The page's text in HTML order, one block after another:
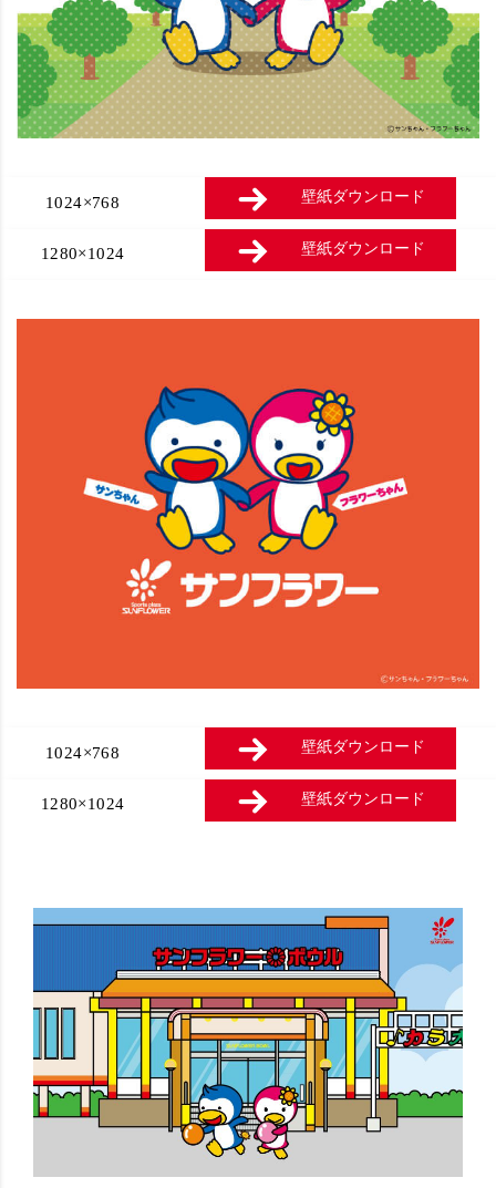
1024×768 壁紙ダウンロード
1280×1024 壁紙ダウンロード
1024×768 壁紙ダウンロード
1280×1024 壁紙ダウンロード